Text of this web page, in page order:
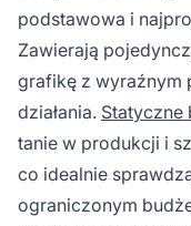
podstawowa i
Zawierają
grafikę z wyraźnym
działania. Statyczne
tanie w produkcji i
co idealnie
ograniczonym